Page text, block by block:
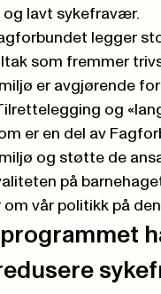
og lavt sykefravær.
legger
som fremmer
er avgjørende
og
er en del av
og støtte de
på
om vår politikk på